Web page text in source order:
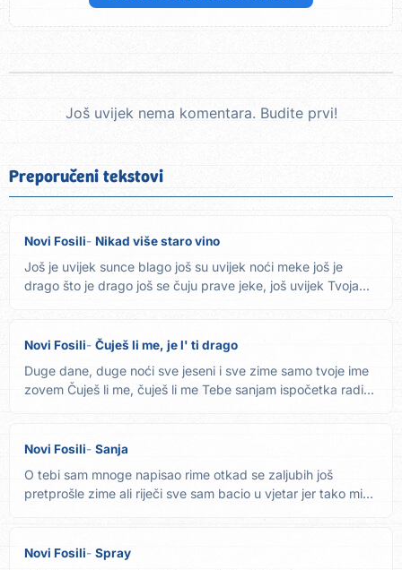
Još uvijek nema komentara. Budite prvi!
Preporučeni tekstovi
Novi Fosili Nikad više staro vino
Još je uvijek sunce blago još su uvijek noći meke još je
drago što je drago još se čuju prave jeke, još uvijek Tvoja...
Novi Fosili Čuješ li me, je l' ti drago
Duge dane, duge noći sve jeseni i sve zime samo tvoje ime
zovem Čuješ li me, čuješ li me Tebe sanjam ispočetka radi...
Novi Fosili Sanja
O tebi sam mnoge napisao rime otkad se zaljubih još
pretprošle zime ali riječi sve sam bacio u vjetar jer tako mi
Novi Fosili Spray